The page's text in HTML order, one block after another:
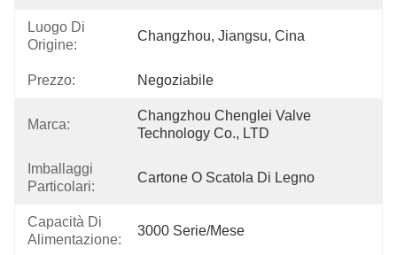
Luogo Di
Origine:
Changzhou, Jiangsu, Cina
Prezzo: Negoziabile
Marca:
Changzhou Chenglei Valve
Technology Co., LTD
Imballaggi
Particolari:
Cartone O Scatola Di Legno
Capacità Di
Alimentazione:
3000 Serie/mese